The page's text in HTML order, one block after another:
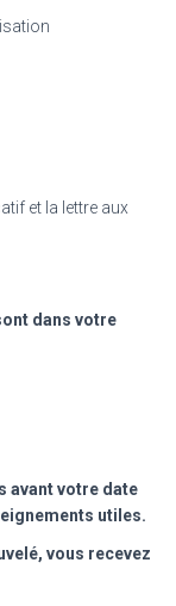
et la lettre aux
dans votre
avant votre date
utiles.
vous recevez